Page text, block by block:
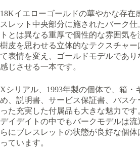
18Kイエローゴールドの華やかな存在
スレット中央部分に施されたバーク
トとは異なる重厚で個性的な雰囲気を
樹皮を思わせる立体的なテクスチャ
て表情を変え、ゴールドモデルであ
感じさせる一本です。
Xシリアル、1993年製の個体で、箱・
め、説明書、サービス保証書、パス
った充実した付属品も大きな魅力です
デイデイトの中でもバークモデルは
らにブレスレットの状態が良好な個
っています。